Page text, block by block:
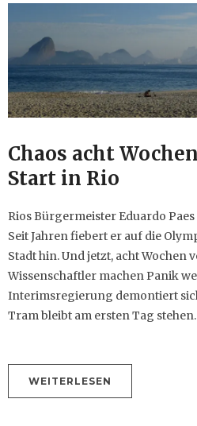
Chaos acht
Start in Rio
Rios Bürgermeister Eduardo
Seit Jahren fiebert er auf die
Stadt hin. Und jetzt, acht Wochen
Wissenschaftler machen Panik
Interimsregierung demontiert
Tram bleibt am ersten Tag
WEITERLESEN